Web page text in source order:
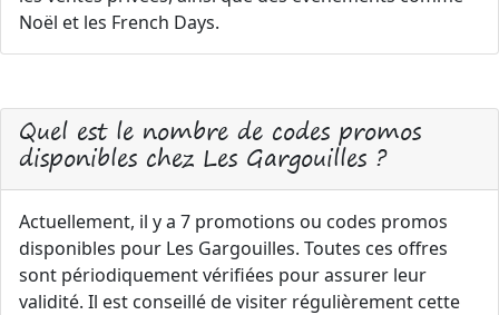
Noël et les French Days.
Quel est le nombre de codes promos
disponibles chez Les Gargouilles ?
Actuellement, il y a 7 promotions ou codes promos
disponibles pour Les Gargouilles. Toutes ces offres
sont périodiquement vérifiées pour assurer leur
validité. Il est conseillé de visiter régulièrement cette